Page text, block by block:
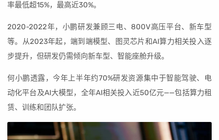
率最低超15%，最高近30%。
2020-2022年，小鹏研发兼顾三电、800V高压平台、新车型
等。从2023年起，端到端模型、图灵芯片和AI算力相关投入逐
步提升，但研发仍需倾向新车型、智能座舱升级。
何小鹏透露，今年上半年约70%研发资源集中于智能驾驶、电
动化平台及AI大模型，全年AI相关投入近50亿元——包括算力租
赁、训练和团队扩张。